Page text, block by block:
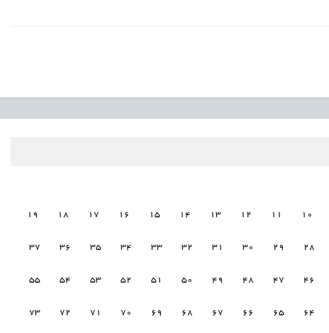
10
11
12
13
14
15
16
17
18
19
28
29
30
31
32
33
34
35
36
37
46
47
48
49
50
51
52
53
54
55
64
65
66
67
68
69
70
71
72
73